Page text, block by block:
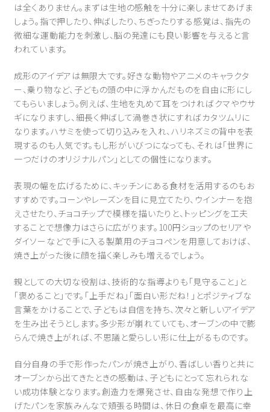
は全くありません。まずは生地の感触を十分に楽しませてあげま
しょう。指で押したり、伸ばしたり、ちぎったりする感覚は、指先の
微細な運動能力を刺激し、脳の発達にも良い影響を与えると言
われています。
成形のアイデアは無限大です。好きな動物やアニメのキャラクタ
ー、乗り物など、子どもの頭の中に浮かんだものを自由に形にし
てもらいましょう。例えば、生地を丸めて耳をつければクマやウサ
ギになりますし、細長く伸ばして渦巻き状にすればカタツムリに
なります。ハサミを使って切り込みを入れ、ハリネズミの背中を表
現するのも人気です。もし形がいびつになっても、それは「世界に
一つだけのオリジナルパン」としての個性になります。
表現の幅を広げるために、キッチンにある食材を活用するのもお
すすめです。コーンやレーズンを目に見立てたり、ウインナーを抱
えさせたり、チョコチップで模様を描いたりと、トッピングを工夫
することで想像力はさらに広がります。100円ショップのセリアや
ダイソーなどで手に入る製菓用のチョコペンを用意しておけば、
焼き上がった後に顔を描く楽しみも増えるでしょう。
親としての大切な役割は、技術的な指導よりも「見守ること」と
「褒めること」です。「上手だね」「面白い形だね！」とポジティブな
言葉をかけることで、子どもは自信を持ち、次々と新しいアイデア
を生み出そうとします。多少形が崩れていても、オーブンの中で膨
らんで焼き上がれば、不思議と愛らしい形に仕上がるものです。
自分自身の手で形作ったパンが焼き上がり、香ばしい香りと共に
オーブンから出てきたときの感動は、子どもにとって忘れられな
い成功体験となります。創造力を爆発させ、自由な発想で作り上
げたパンを家族みんなで頬張る時間は、休日の食卓を最高に幸